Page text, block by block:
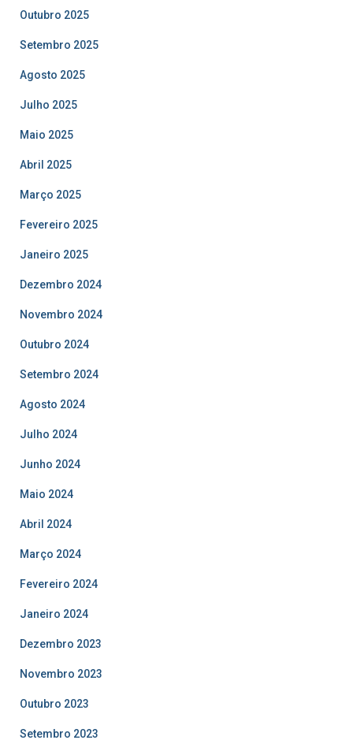
Outubro 2025
Setembro 2025
Agosto 2025
Julho 2025
Maio 2025
Abril 2025
Março 2025
Fevereiro 2025
Janeiro 2025
Dezembro 2024
Novembro 2024
Outubro 2024
Setembro 2024
Agosto 2024
Julho 2024
Junho 2024
Maio 2024
Abril 2024
Março 2024
Fevereiro 2024
Janeiro 2024
Dezembro 2023
Novembro 2023
Outubro 2023
Setembro 2023